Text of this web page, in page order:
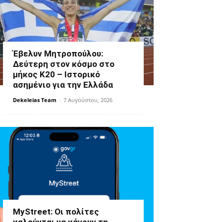
Έβελυν Μητροπούλου:
Δεύτερη στον κόσμο στο
μήκος Κ20 – Ιστορικό
ασημένιο για την Ελλάδα
Dekeleias Team - 7 Αυγούστου, 2026
MyStreet: Οι πολίτες